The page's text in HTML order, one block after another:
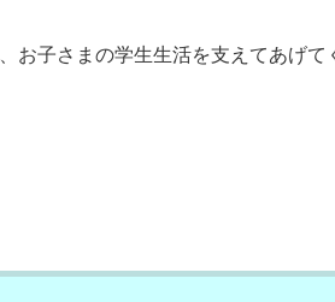
子さまの学生生活を支えてあげて